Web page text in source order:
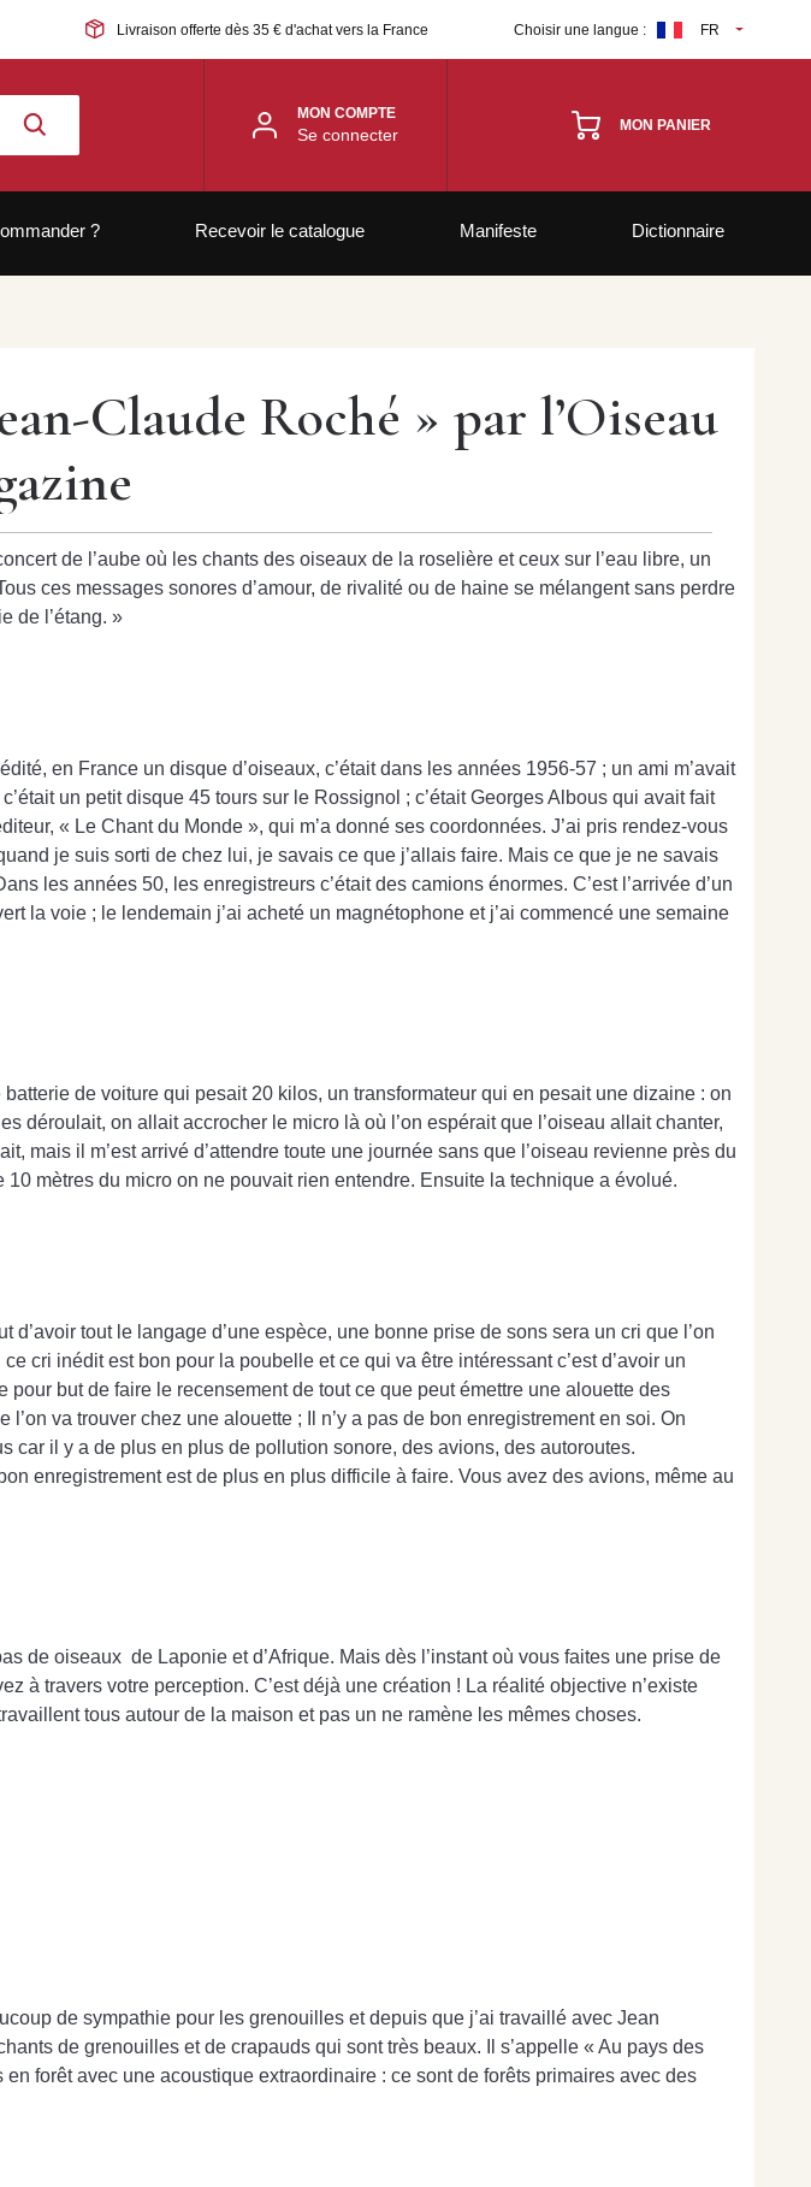
Livraison offerte dès 35 € d'achat vers la France Choisir une langue : FR
MON COMPTE
Se connecter MON PANIER
? Recevoir le catalogue Manifeste Dictionnaire
Claude Roché » par l’Oiseau
de l’aube où les chants des oiseaux de la roselière et ceux sur l’eau libre, un
ces messages sonores d’amour, de rivalité ou de haine se mélangent sans perdre
de l’étang. »
en France un disque d’oiseaux, c’était dans les années 1956-57 ; un ami m’avait
un petit disque 45 tours sur le Rossignol ; c’était Georges Albous qui avait fait
« Le Chant du Monde », qui m’a donné ses coordonnées. J’ai pris rendez-vous
je suis sorti de chez lui, je savais ce que j’allais faire. Mais ce que je ne savais
les années 50, les enregistreurs c’était des camions énormes. C’est l’arrivée d’un
la voie ; le lendemain j’ai acheté un magnétophone et j’ai commencé une semaine
de voiture qui pesait 20 kilos, un transformateur qui en pesait une dizaine : on
déroulait, on allait accrocher le micro là où l’on espérait que l’oiseau allait chanter,
mais il m’est arrivé d’attendre toute une journée sans que l’oiseau revienne près du
mètres du micro on ne pouvait rien entendre. Ensuite la technique a évolué.
tout le langage d’une espèce, une bonne prise de sons sera un cri que l’on
cri inédit est bon pour la poubelle et ce qui va être intéressant c’est d’avoir un
but de faire le recensement de tout ce que peut émettre une alouette des
va trouver chez une alouette ; Il n’y a pas de bon enregistrement en soi. On
car il y a de plus en plus de pollution sonore, des avions, des autoroutes.
enregistrement est de plus en plus difficile à faire. Vous avez des avions, même au
de oiseaux de Laponie et d’Afrique. Mais dès l’instant où vous faites une prise de
à travers votre perception. C’est déjà une création ! La réalité objective n’existe
tous autour de la maison et pas un ne ramène les mêmes choses.
de sympathie pour les grenouilles et depuis que j’ai travaillé avec Jean
de grenouilles et de crapauds qui sont très beaux. Il s’appelle « Au pays des
forêt avec une acoustique extraordinaire : ce sont de forêts primaires avec des